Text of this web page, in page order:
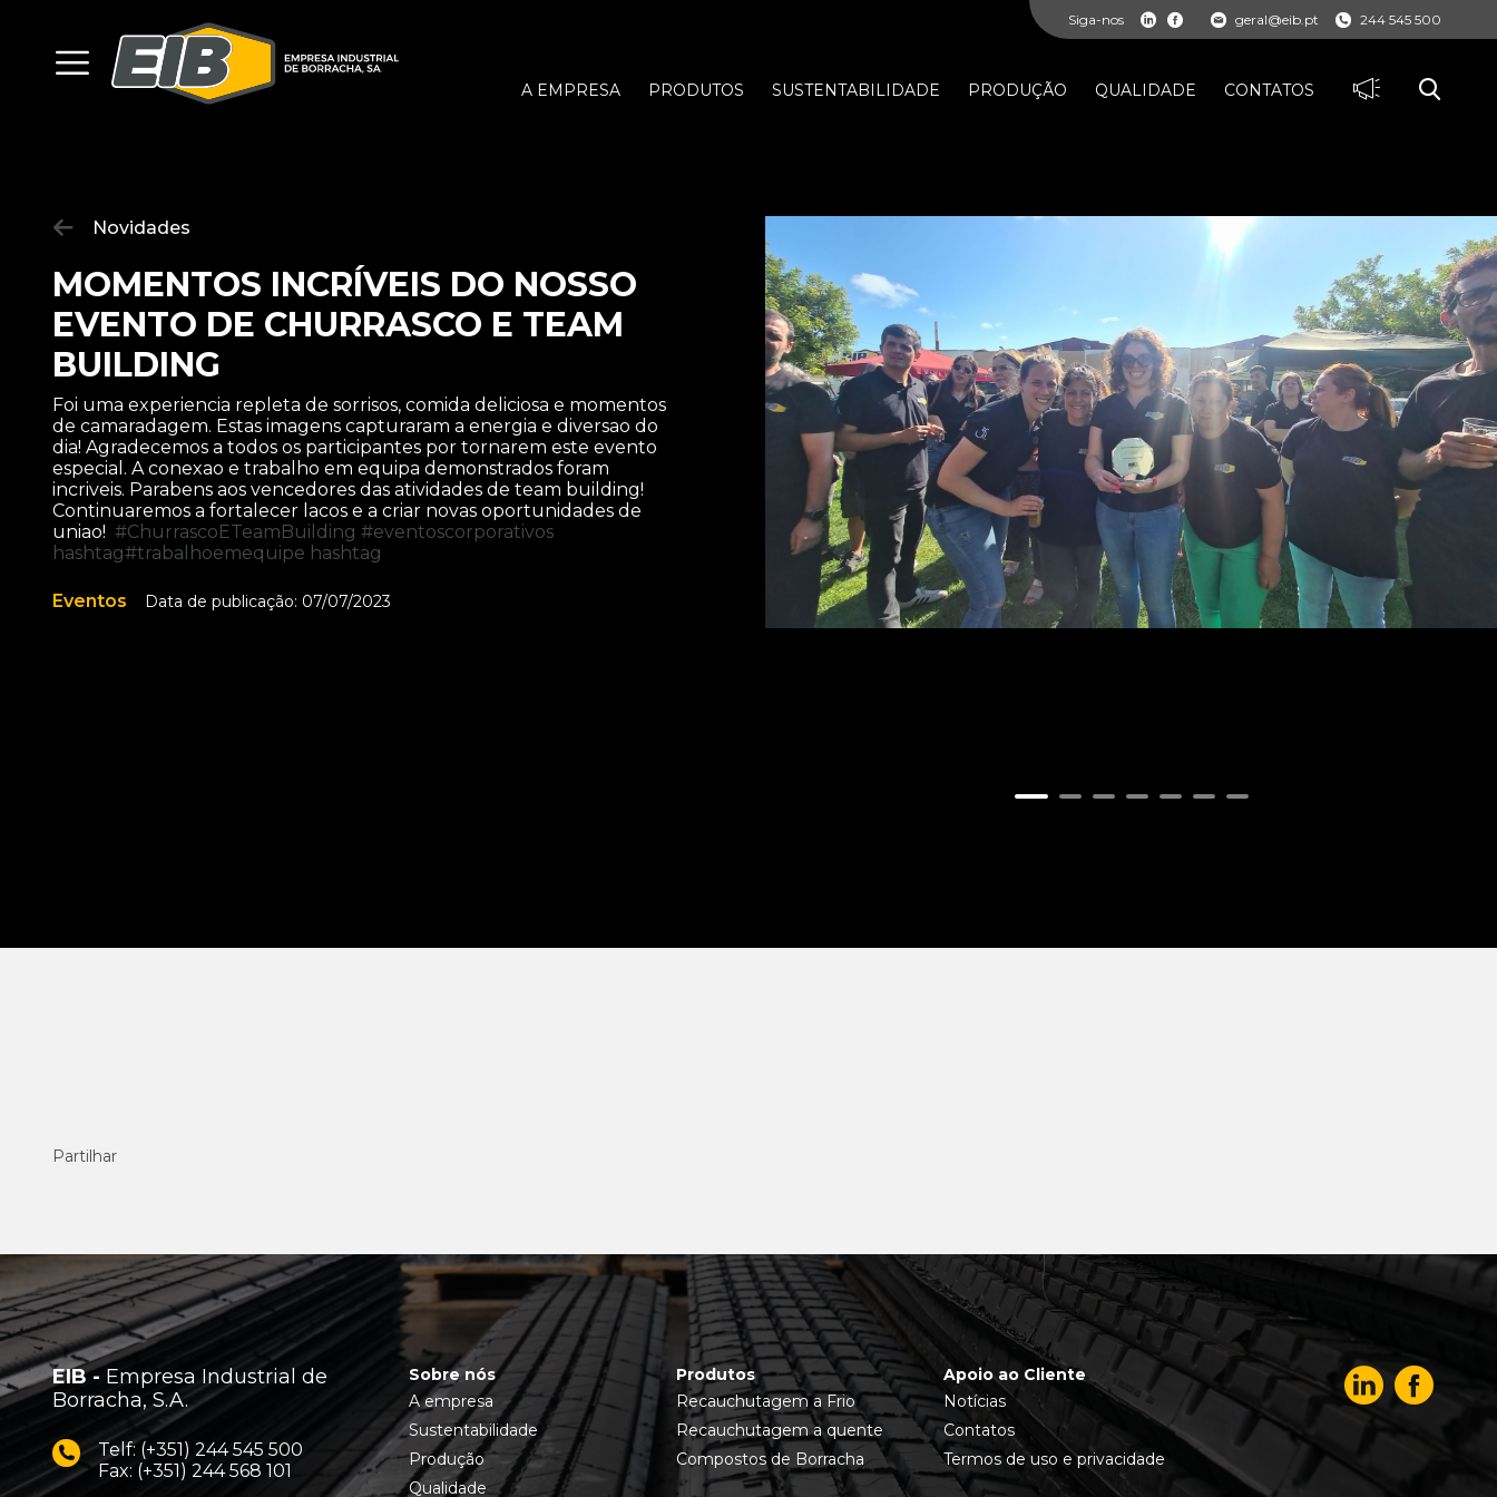
Siga-nos geral@eib.pt 244 545 500
A EMPRESA PRODUTOS SUSTENTABILIDADE PRODUÇÃO QUALIDADE CONTATOS
Novidades
MOMENTOS INCRÍVEIS DO NOSSO
EVENTO DE CHURRASCO E TEAM
BUILDING
Foi uma experiencia repleta de sorrisos, comida deliciosa e momentos
de camaradagem. Estas imagens capturaram a energia e diversao do
dia! Agradecemos a todos os participantes por tornarem este evento
especial. A conexao e trabalho em equipa demonstrados foram
incriveis. Parabens aos vencedores das atividades de team building!
Continuaremos a fortalecer lacos e a criar novas oportunidades de
uniao! #ChurrascoETeamBuilding #eventoscorporativos
hashtag#trabalhoemequipe hashtag
Eventos Data de publicação: 07/07/2023
Partilhar
EIB - Empresa Industrial de
Borracha, S.A.
Telf: (+351) 244 545 500
Fax: (+351) 244 568 101
Sobre nós
A empresa
Sustentabilidade
Produção
Qualidade
Produtos
Recauchutagem a Frio
Recauchutagem a quente
Compostos de Borracha
Apoio ao Cliente
Notícias
Contatos
Termos de uso e privacidade